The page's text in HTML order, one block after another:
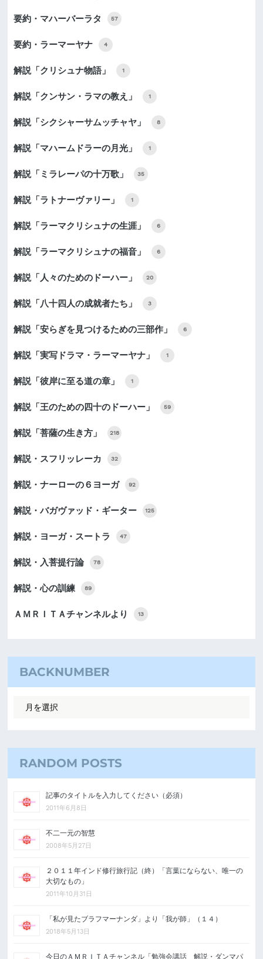
要約・マハーバーラタ 57
要約・ラーマーヤナ 4
解説「クリシュナ物語」 1
解説「クンサン・ラマの教え」 1
解説「シクシャーサムッチャヤ」 8
解説「マハームドラーの月光」 1
解説「ミラレーパの十万歌」 35
解説「ラトナーヴァリー」 1
解説「ラーマクリシュナの生涯」 6
解説「ラーマクリシュナの福音」 6
解説「人々のためのドーハー」 20
解説「八十四人の成就者たち」 3
解説「安らぎを見つけるための三部作」 6
解説「実写ドラマ・ラーマーヤナ」 1
解説「彼岸に至る道の章」 1
解説「王のための四十のドーハー」 59
解説「菩薩の生き方」 218
解説・スフリッレーカ 32
解説・ナーローの６ヨーガ 92
解説・バガヴァッド・ギーター 125
解説・ヨーガ・スートラ 47
解説・入菩提行論 78
解説・心の訓練 89
ＡＭＲＩＴＡチャンネルより 13
BACKNUMBER
RANDOM POSTS
記事のタイトルを入力してください（必須）
2011年6月8日
不二一元の智慧
2008年5月27日
２０１１年インド修行旅行記（終）「言葉にならない、唯一の
大切なもの」
2011年10月31日
「私が見たブラフマーナンダ」より「我が師」（１４）
2018年5月13日
今日のＡＭＲＩＴＡチャンネル「勉強会講話 解説・ダンマパ